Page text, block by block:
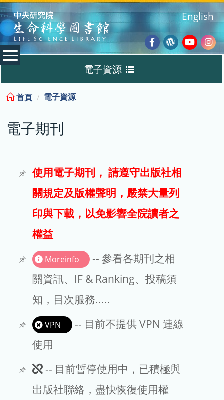
:::
Facebook
Wordpress
English
電子資源
電子期刊
試用
文章處理費
EndNote
首頁 電子資源
電子期刊
使用電子期刊， 請遵守出版社相
關規定及版權聲明，嚴禁大量列
印與下載，以免影響全院讀者之
權益
Moreinfo
-- 參看各期刊之相
關資訊、IF & Ranking、投稿須
知，目次服務.....
VPN
-- 目前不提供 VPN 連線
使用
此
期
-- 目前暫停使用中，已積極與
出版社聯絡，盡快恢復使用權